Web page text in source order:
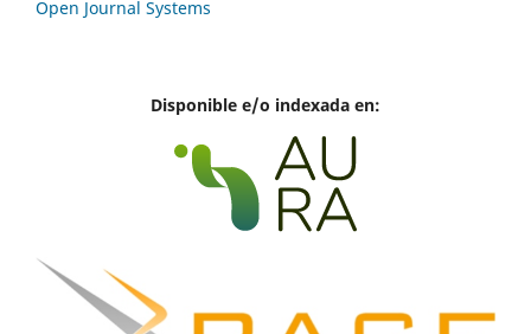
Open Journal Systems
Disponible e/o indexada en: